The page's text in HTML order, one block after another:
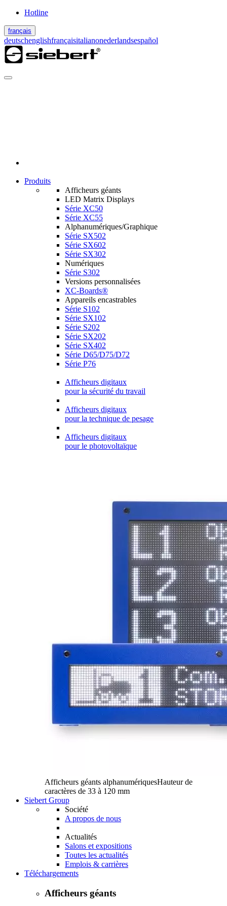
Hotline
français
deutschenglishfrançaisitalianonederlandsespañol
Produits
Afficheurs géants
LED Matrix Displays
Série XC50
Série XC55
Alphanumériques/Graphique
Série SX502
Série SX602
Série SX302
Numériques
Série S302
Versions personnalisées
XC-Boards®
Appareils encastrables
Série S102
Série SX102
Série S202
Série SX202
Série SX402
Série D65/D75/D72
Série P76
Afficheurs digitaux
pour la sécurité du travail
Afficheurs digitaux
pour la technique de pesage
Afficheurs digitaux
pour le photovoltaïque
Afficheurs géants alphanumériquesHauteur de
caractères de 33 à 120 mm
Siebert Group
Société
A propos de nous
Actualités
Salons et expositions
Toutes les actualités
Emplois & carrières
Téléchargements
Afficheurs géants